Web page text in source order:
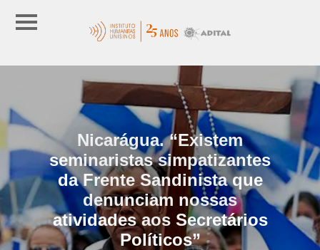
Nicarágua. “Existem
seminaristas simpatizantes
da Frente Sandinista que
denunciam nossas
atividades aos Secretários
Políticos”